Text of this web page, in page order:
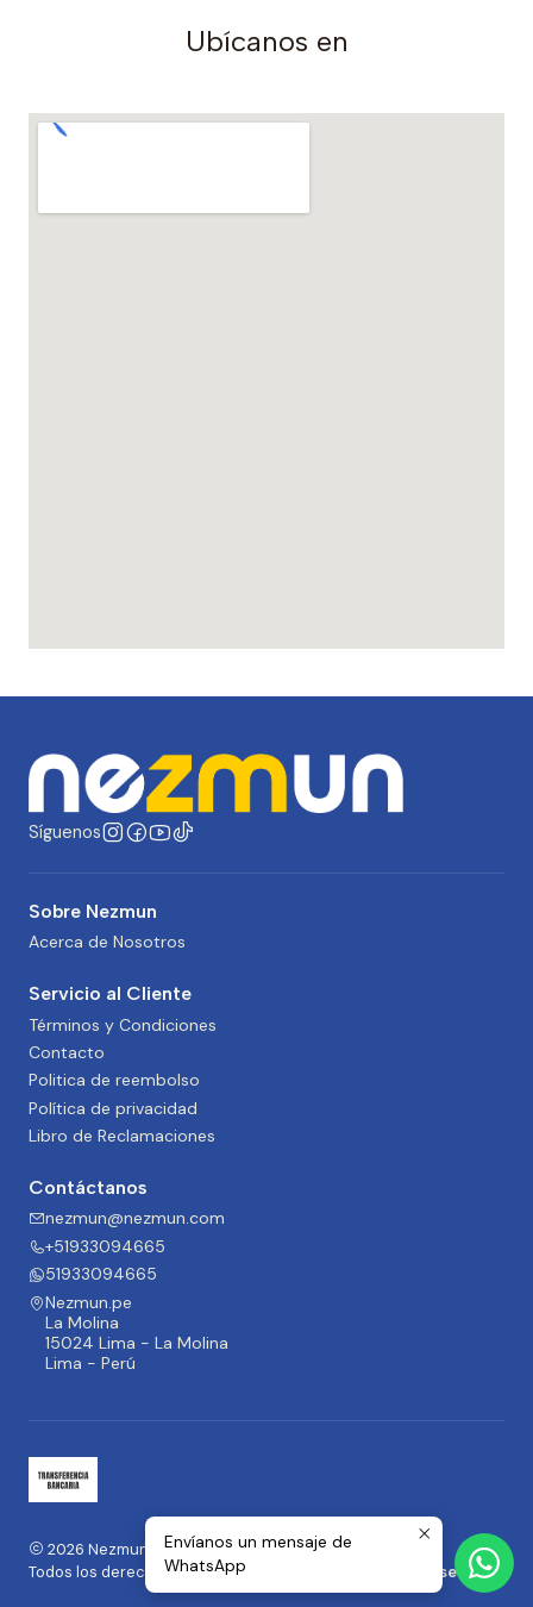
Ubícanos en
Síguenos
Sobre Nezmun
Acerca de Nosotros
Servicio al Cliente
Términos y Condiciones
Contacto
Politica de reembolso
Política de privacidad
Libro de Reclamaciones
Contáctanos
nezmun@nezmun.com
+51933094665
51933094665
Nezmun.pe
La Molina
15024 Lima - La Molina
Lima - Perú
2026 Nezmun.pe | Moda y Accesorios.
Todos los derechos reservados.
Desarrollado por Jumpseller.
Envíanos un mensaje de
WhatsApp